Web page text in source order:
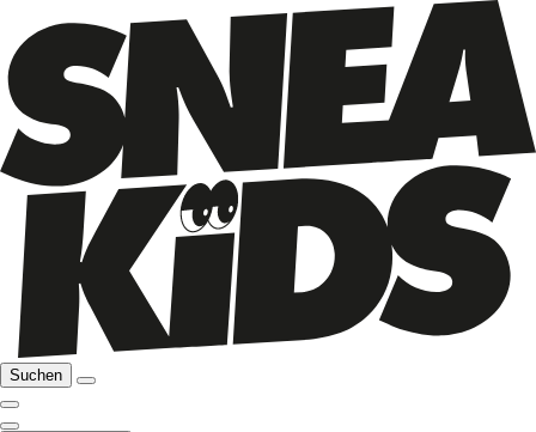
Suchen